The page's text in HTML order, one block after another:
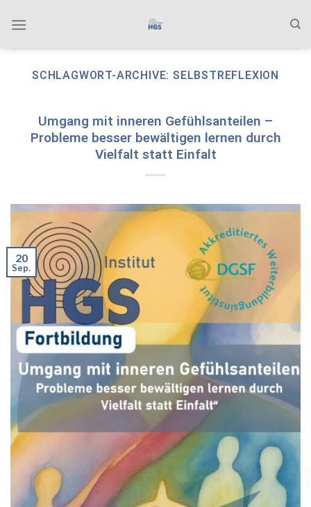
Inhalt
SCHLAGWORT-ARCHIVE: SELBSTREFLEXION
Umgang mit inneren Gefühlsanteilen –
Probleme besser bewältigen lernen durch
Vielfalt statt Einfalt
20
Sep.